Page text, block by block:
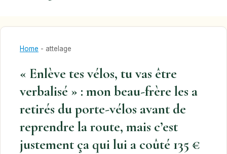
Home - attelage
« Enlève tes vélos, tu vas être
verbalisé » : mon beau-frère les a
retirés du porte-vélos avant de
reprendre la route, mais c’est
justement ça qui lui a coûté 135 €